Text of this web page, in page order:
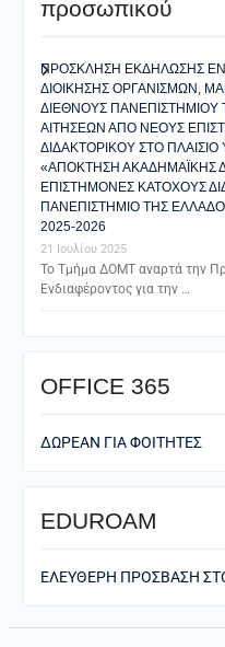
προσωπικού
ΠΡΟΣΚΛΗΣΗ ΕΚΔΗΛΩΣΗΣ
ΔΙΟΙΚΗΣΗΣ ΟΡΓΑΝΙΣΜΩΝ,
ΔΙΕΘΝΟΥΣ ΠΑΝΕΠΙΣΤΗΜΙΟΥ
ΑΙΤΗΣΕΩΝ ΑΠΟ ΝΕΟΥΣ
ΔΙΔΑΚΤΟΡΙΚΟΥ ΣΤΟ
«ΑΠΟΚΤΗΣΗ ΑΚΑΔΗΜΑΪΚΗΣ
ΕΠΙΣΤΗΜΟΝΕΣ ΚΑΤΟΧΟΥΣ
ΠΑΝΕΠΙΣΤΗΜΙΟ ΤΗΣ
2025-2026
21 Ιουλίου 2025
Το Τμήμα ΔΟΜΤ αναρτά την
Ενδιαφέροντος για την …
ΟFFICE 365
ΔΩΡΕΑΝ ΓΙΑ ΦΟΙΤΗΤΕΣ
EDUROAM
ΕΛΕΥΘΕΡΗ ΠΡΟΣΒΑΣΗ